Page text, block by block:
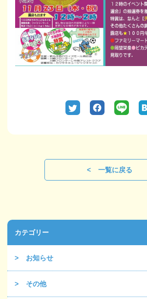
一覧に戻る
カテゴリー
お知らせ
その他